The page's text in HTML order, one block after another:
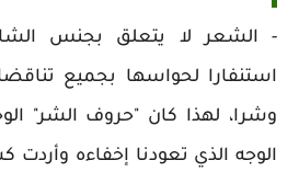
- الشعر لا يتعلق بجنس
استنفارا لحواسها بجميع
وشرا، لهذا كان "حروف الشر"
الوجه الذي تعودنا إخفاءه